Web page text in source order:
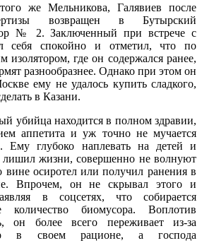
же Мельникова, Галявиев после
возвращен в Бутырский
№ 2. Заключенный при встрече с
себя спокойно и отметил, что по
изолятором, где он содержался ранее,
разнообразнее. Однако при этом он
ему не удалось купить сладкого,
в Казани.
убийца находится в полном здравии,
аппетита и уж точно не мучается
Ему глубоко наплевать на детей и
лишил жизни, совершенно не волнуют
вине осиротел или получил ранения в
Впрочем, он не скрывал этого и
в соцсетях, что собирается
количество биомусора. Воплотив
он более всего переживает из-за
в своем рационе, а господа